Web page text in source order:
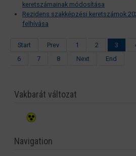
keretszámainak módosítása
Rezidens szakképzési keretszámok
felhívása
Start Prev 1 2 3
6
7 8 Next End
Vakbarát változat
Navigation